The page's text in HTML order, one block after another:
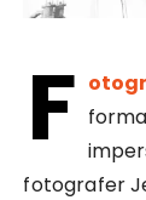
F
fotografer